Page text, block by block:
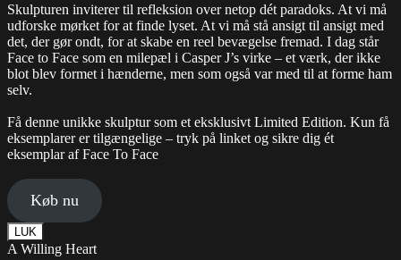
Skulpturen inviterer til refleksion over netop dét paradoks. At vi må
udforske mørket for at finde lyset. At vi må stå ansigt til ansigt med
det, der gør ondt, for at skabe en reel bevægelse fremad. I dag står
Face to Face som en milepæl i Casper J’s virke – et værk, der ikke
blot blev formet i hænderne, men som også var med til at forme ham
selv.
Få denne unikke skulptur som et eksklusivt Limited Edition. Kun få
eksemplarer er tilgængelige – tryk på linket og sikre dig ét
eksemplar af Face To Face
Køb nu
LUK
A Willing Heart